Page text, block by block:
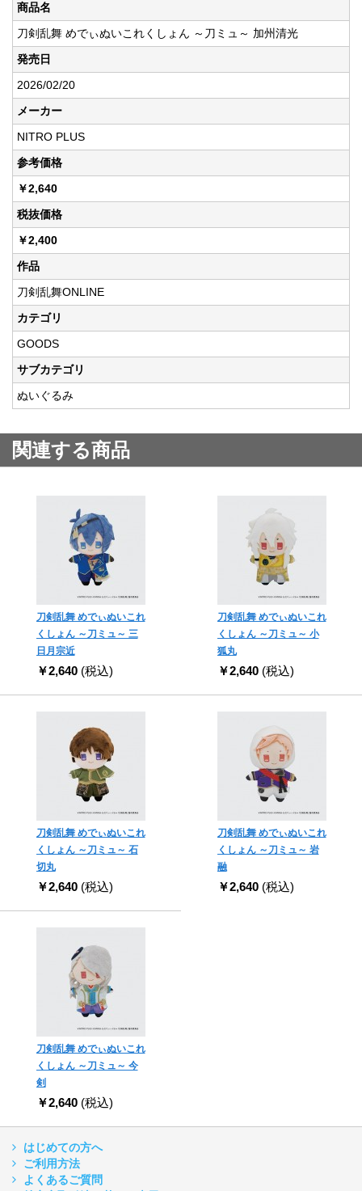
商品名
刀剣乱舞 めでぃぬいこれくしょん ～刀ミュ～ 加州清光
発売日
2026/02/20
メーカー
NITRO PLUS
参考価格
￥2,640
税抜価格
￥2,400
作品
刀剣乱舞ONLINE
カテゴリ
GOODS
サブカテゴリ
ぬいぐるみ
関連する商品
刀剣乱舞 めでぃぬいこれ
くしょん ～刀ミュ～ 三
日月宗近
￥2,640 (税込)
刀剣乱舞 めでぃぬいこれ
くしょん ～刀ミュ～ 小
狐丸
￥2,640 (税込)
刀剣乱舞 めでぃぬいこれ
くしょん ～刀ミュ～ 石
切丸
￥2,640 (税込)
刀剣乱舞 めでぃぬいこれ
くしょん ～刀ミュ～ 岩
融
￥2,640 (税込)
刀剣乱舞 めでぃぬいこれ
くしょん ～刀ミュ～ 今
剣
￥2,640 (税込)
はじめての方へ
ご利用方法
よくあるご質問